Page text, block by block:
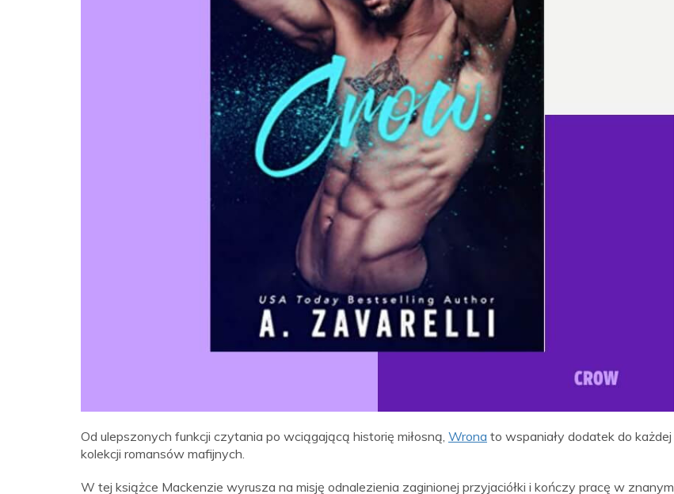
Od ulepszonych funkcji czytania po wciągającą historię miłosną, Wrona to wspaniały dodatek do każdej
kolekcji romansów mafijnych.
W tej książce Mackenzie wyrusza na misję odnalezienia zaginionej przyjaciółki i kończy pracę w znanym